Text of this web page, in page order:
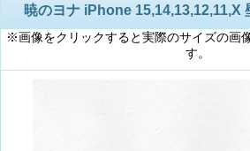
暁のヨナ iPhone 15,14,13,12,11,X
※画像をクリックすると実際のサイズの画
す。